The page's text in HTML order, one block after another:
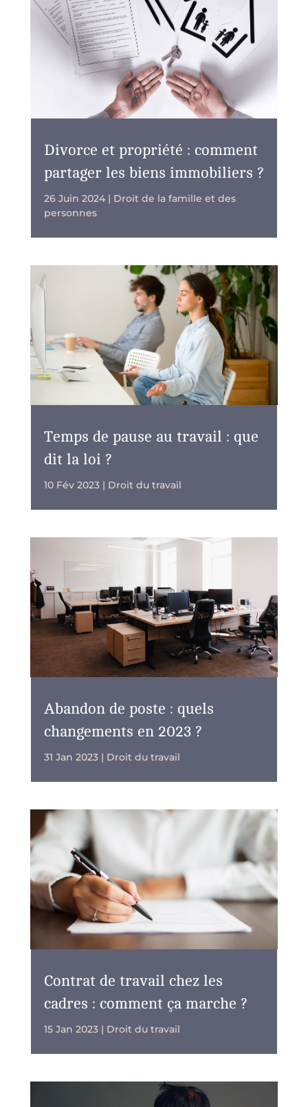
Divorce et propriété : comment
partager les biens immobiliers ?
26 Juin 2024| Droit de la famille et des
personnes
Temps de pause au travail : que
dit la loi ?
10 Fév 2023| Droit du travail
Abandon de poste : quels
changements en 2023 ?
31 Jan 2023| Droit du travail
Contrat de travail chez les
cadres : comment ça marche ?
15 Jan 2023| Droit du travail